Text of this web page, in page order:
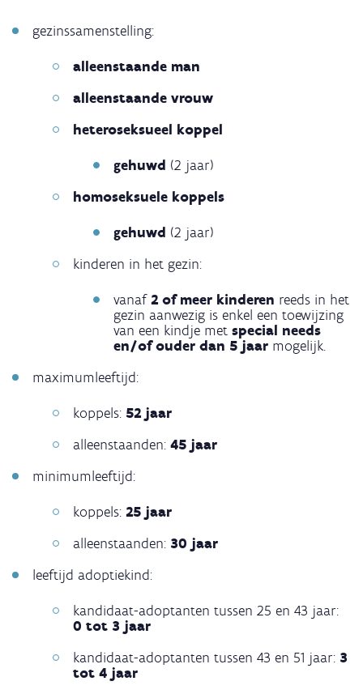
gezinssamenstelling:
alleenstaande man
alleenstaande vrouw
heteroseksueel koppel
gehuwd (2 jaar)
homoseksuele koppels
gehuwd (2 jaar)
kinderen in het gezin:
vanaf2 of meer kinderen reeds in het
gezin aanwezig is enkel een toewijzing
van een kindje met special needs
en/of ouder dan 5 jaar mogelijk.
maximumleeftijd:
koppels: 52 jaar
alleenstaanden: 45 jaar
minimumleeftijd:
koppels: 25 jaar
alleenstaanden: 30 jaar
leeftijd adoptiekind:
kandidaat-adoptanten tussen 25 en 43 jaar:
0 tot 3 jaar
kandidaat-adoptanten tussen 43 en 51 jaar: 3
tot 4 jaar